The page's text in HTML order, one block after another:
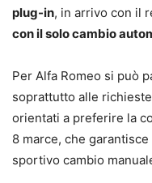
plug-in, in arrivo con il
con il solo cambio
Per Alfa Romeo si può
soprattutto alle
orientati a preferire la
8 marce, che
sportivo cambio